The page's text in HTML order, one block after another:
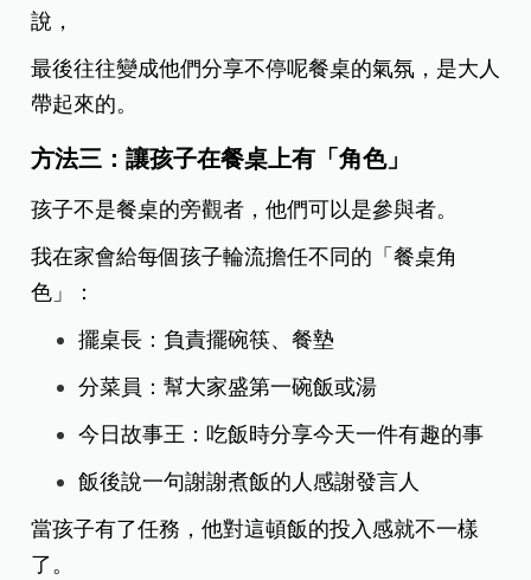
說，
最後往往變成他們分享不停呢餐桌的氣氛，是大人
帶起來的。
方法三 ：讓孩子在餐桌上有「角色」
孩子不是餐桌的旁觀者，他們可以是參與者。
我在家會給每個孩子輪流擔任不同的「餐桌角
色」：
擺桌長：負責擺碗筷、餐墊
分菜員：幫大家盛第一碗飯或湯
今日故事王：吃飯時分享今天一件有趣的事
飯後說一句謝謝煮飯的人感謝發言人
當孩子有了任務，他對這頓飯的投入感就不一樣
了。